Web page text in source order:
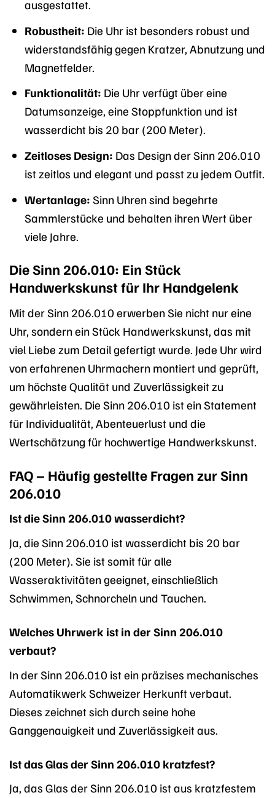
ausgestattet.
Robustheit: Die Uhr ist besonders robust und
widerstandsfähig gegen Kratzer, Abnutzung und
Magnetfelder.
Funktionalität: Die Uhr verfügt über eine
Datumsanzeige, eine Stoppfunktion und ist
wasserdicht bis 20 bar (200 Meter).
Zeitloses Design: Das Design der Sinn 206.010
ist zeitlos und elegant und passt zu jedem Outfit.
Wertanlage: Sinn Uhren sind begehrte
Sammlerstücke und behalten ihren Wert über
viele Jahre.
Die Sinn 206.010: Ein Stück
Handwerkskunst für Ihr Handgelenk
Mit der Sinn 206.010 erwerben Sie nicht nur eine
Uhr, sondern ein Stück Handwerkskunst, das mit
viel Liebe zum Detail gefertigt wurde. Jede Uhr wird
von erfahrenen Uhrmachern montiert und geprüft,
um höchste Qualität und Zuverlässigkeit zu
gewährleisten. Die Sinn 206.010 ist ein Statement
für Individualität, Abenteuerlust und die
Wertschätzung für hochwertige Handwerkskunst.
FAQ – Häufig gestellte Fragen zur Sinn
206.010
Ist die Sinn 206.010 wasserdicht?
Ja, die Sinn 206.010 ist wasserdicht bis 20 bar
(200 Meter). Sie ist somit für alle
Wasseraktivitäten geeignet, einschließlich
Schwimmen, Schnorcheln und Tauchen.
Welches Uhrwerk ist in der Sinn 206.010
verbaut?
In der Sinn 206.010 ist ein präzises mechanisches
Automatikwerk Schweizer Herkunft verbaut.
Dieses zeichnet sich durch seine hohe
Ganggenauigkeit und Zuverlässigkeit aus.
Ist das Glas der Sinn 206.010 kratzfest?
Ja, das Glas der Sinn 206.010 ist aus kratzfestem